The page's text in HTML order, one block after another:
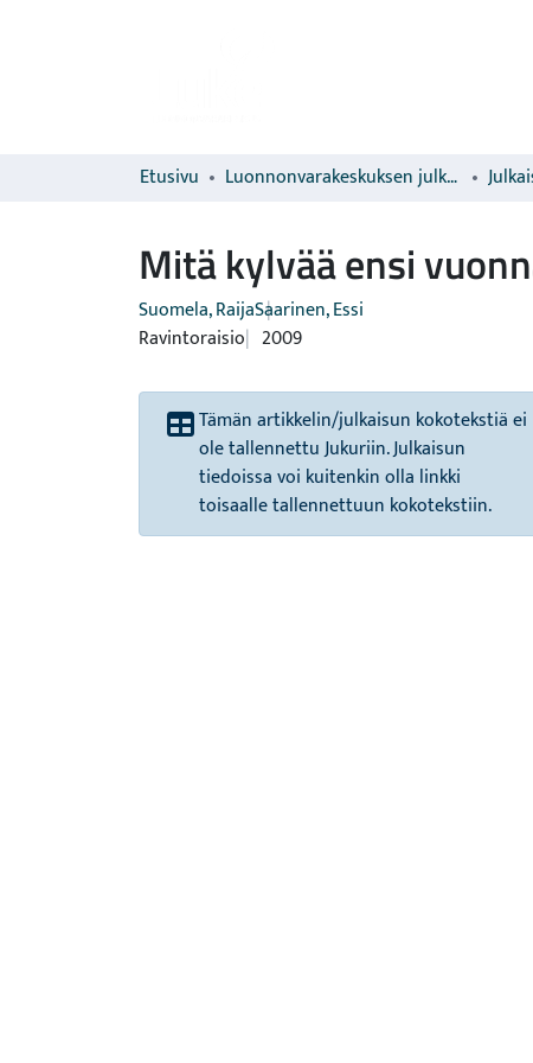
Etusivu Luonnonvarakeskuksen julkaisut
Mitä kylvää ensi
Suomela, RaijaSaarinen, Essi
Ravintoraisio 2009
Tämän artikkelin/julkaisun kokotekstiä ei
ole tallennettu Jukuriin. Julkaisun
tiedoissa voi kuitenkin olla linkki
toisaalle tallennettuun kokotekstiin.